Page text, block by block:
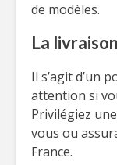
de modèles.
La
Il s’agit d’un
attention si
Privilégiez
vous ou
France.